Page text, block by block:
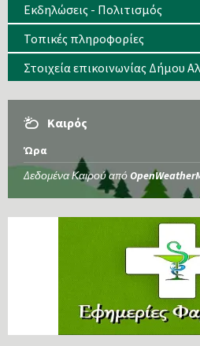
Εκδηλώσεις - Πολιτισμός
Τοπικές πληροφορίες
Στοιχεία επικοινωνίας Δήμου
Καιρός
Ώρα
Δεδομένα Καιρού από